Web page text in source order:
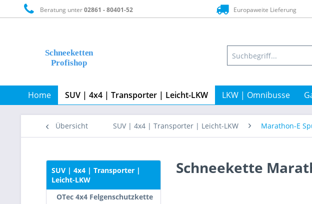
Beratung unter02861 - 80401-52 Europaweite Lieferung
Home SUV | 4x4 | Transporter | Leicht-LKW LKW | Omnibusse
Übersicht SUV | 4x4 | Transporter | Leicht-LKW Marathon-E
SUV | 4x4 | Transporter |
Leicht-LKW
OTec 4x4 Felgenschutzkette
Schneekette